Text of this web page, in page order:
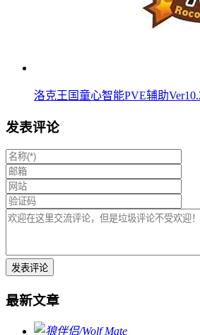
洛克王国童心智能PVE辅助
发表评论
最新文章